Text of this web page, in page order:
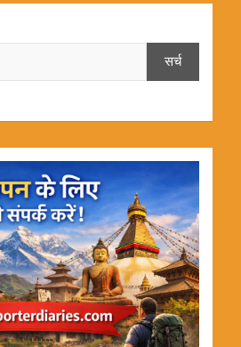
सर्च